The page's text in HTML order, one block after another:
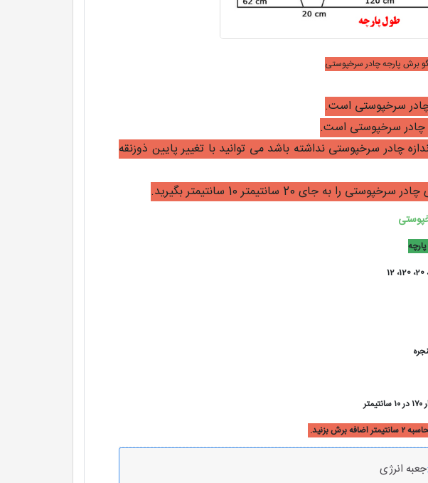
برش پارجه چادر سرخپوستی
سرخپوستی است.
چادر سرخپوستی است.
چادر سرخپوستی نداشته باشد می توانید با تغییر پایین ذوزنقه
جای 20 سانتیمتر 10 سانتیمتر بگیرید.
بزنید.
جعبه انرژی